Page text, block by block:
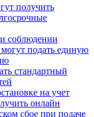
получить
соблюдении
подать единую
стандартный
на учет
онлайн
сбое при подаче